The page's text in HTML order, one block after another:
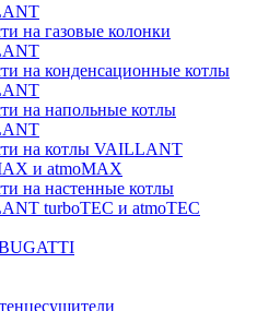
на газовые колонки
на конденсационные котлы
на напольные котлы
на котлы VAILLANT
и atmoMAX
на настенные котлы
turboTEC и atmoTEC